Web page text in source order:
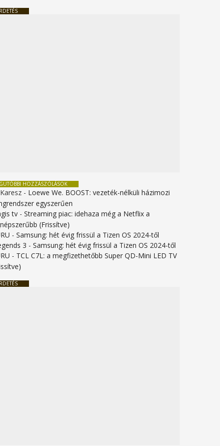
HOZZÁSZÓLÁSOK
- Loewe We. BOOST: vezeték-nélküli házimozi
egyszerűen
tv -Streaming piac: idehaza még a Netflix a
(Frissítve)
-Samsung: hét évig frissül a Tizen OS 2024-től
3 -Samsung: hét évig frissül a Tizen OS 2024-től
- TCL C7L: a megfizethetőbb Super QD-Mini LED TV